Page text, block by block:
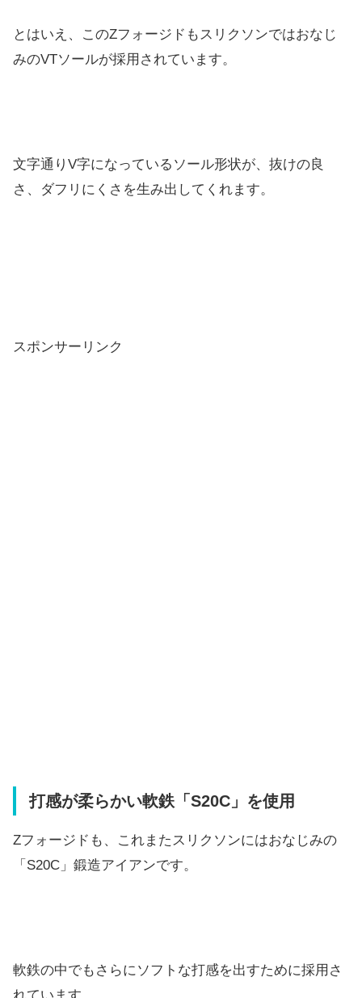
とはいえ、このZフォージドもスリクソンではおなじ
みのVTソールが採用されています。
文字通りV字になっているソール形状が、抜けの良
さ、ダフリにくさを生み出してくれます。
スポンサーリンク
打感が柔らかい軟鉄「S20C」を使用
Zフォージドも、これまたスリクソンにはおなじみの
「S20C」鍛造アイアンです。
軟鉄の中でもさらにソフトな打感を出すために採用さ
れています。